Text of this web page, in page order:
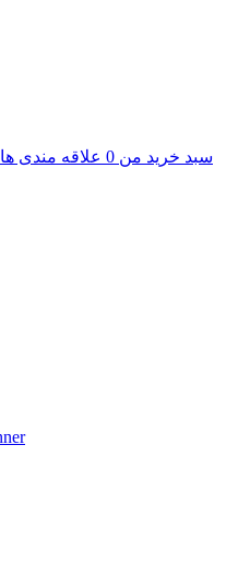
سبد خرید من 0 علاقه مندی ها